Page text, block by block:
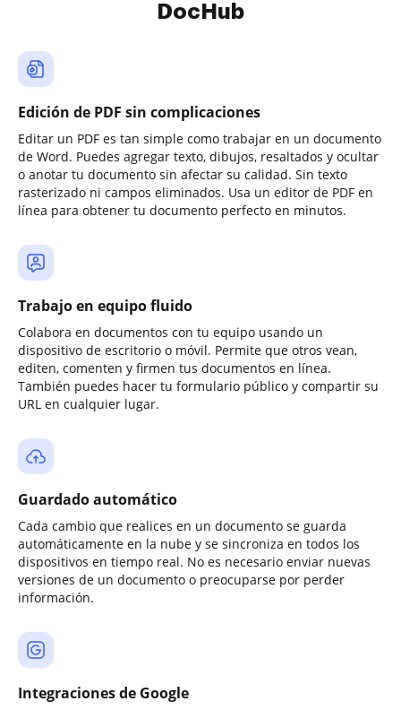
DocHub
Edición de PDF sin complicaciones
Editar un PDF es tan simple como trabajar en un documento
de Word. Puedes agregar texto, dibujos, resaltados y ocultar
o anotar tu documento sin afectar su calidad. Sin texto
rasterizado ni campos eliminados. Usa un editor de PDF en
línea para obtener tu documento perfecto en minutos.
Trabajo en equipo fluido
Colabora en documentos con tu equipo usando un
dispositivo de escritorio o móvil. Permite que otros vean,
editen, comenten y firmen tus documentos en línea.
También puedes hacer tu formulario público y compartir su
URL en cualquier lugar.
Guardado automático
Cada cambio que realices en un documento se guarda
automáticamente en la nube y se sincroniza en todos los
dispositivos en tiempo real. No es necesario enviar nuevas
versiones de un documento o preocuparse por perder
información.
Integraciones de Google